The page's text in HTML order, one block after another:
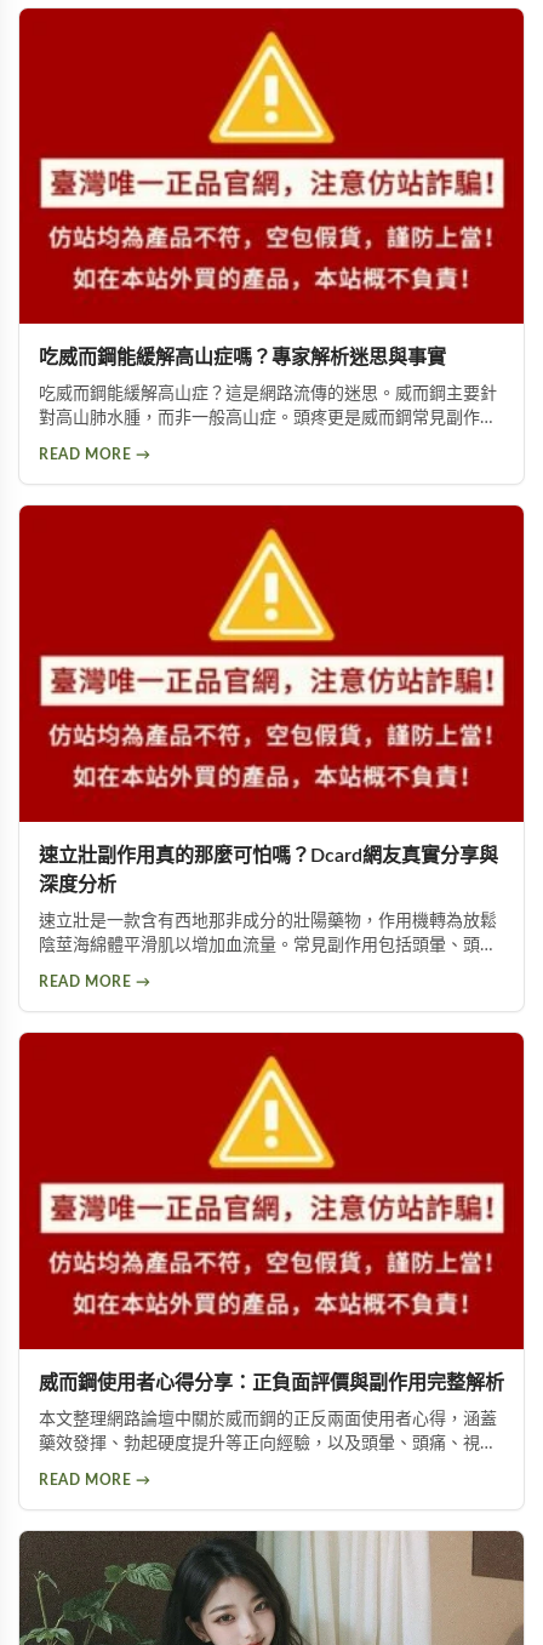
吃威而鋼能緩解高山症嗎？專家解析迷思與事實
吃威而鋼能緩解高山症？這是網路流傳的迷思。威而鋼主要針
對高山肺水腫，而非一般高山症。頭疼更是威而鋼常見副作
READ MORE →
速立壯副作用真的那麼可怕嗎？Dcard網友真實分享與
深度分析
速立壯是一款含有西地那非成分的壯陽藥物，作用機轉為放鬆
陰莖海綿體平滑肌以增加血流量。常見副作用包括頭暈、頭
READ MORE →
威而鋼使用者心得分享：正負面評價與副作用完整解析
本文整理網路論壇中關於威而鋼的正反兩面使用者心得，涵蓋
藥效發揮、勃起硬度提升等正向經驗，以及頭暈、頭痛、視覺
READ MORE →